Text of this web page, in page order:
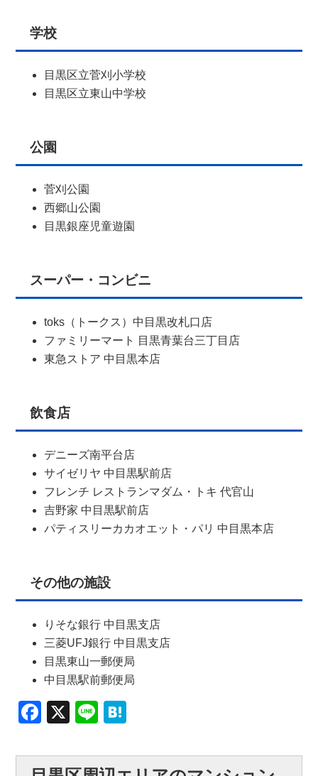
学校
目黒区立菅刈小学校
目黒区立東山中学校
公園
菅刈公園
西郷山公園
目黒銀座児童遊園
スーパー・コンビニ
toks（トークス）中目黒改札口店
ファミリーマート 目黒青葉台三丁目店
東急ストア 中目黒本店
飲食店
デニーズ南平台店
サイゼリヤ 中目黒駅前店
フレンチ レストランマダム・トキ 代官山
吉野家 中目黒駅前店
パティスリーカカオエット・パリ 中目黒本店
その他の施設
りそな銀行 中目黒支店
三菱UFJ銀行 中目黒支店
目黒東山一郵便局
中目黒駅前郵便局
Facebook
X Line